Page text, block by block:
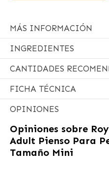
MÁS INFORMACIÓN
INGREDIENTES
CANTIDADES
FICHA TÉCNICA
OPINIONES
Opiniones sobre
Adult Pienso Para
Tamaño Mini